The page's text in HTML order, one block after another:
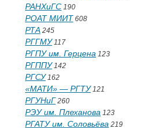
РАНХиГС 190
РОАТ МИИТ 608
РТА 245
РГГМУ117
РГПУ им. Герцена 123
РГППУ142
РГСУ162
«МАТИ» — РГТУ121
РГУНиГ 260
РЭУ им. Плеханова 123
РГАТУ им. Соловьёва 219